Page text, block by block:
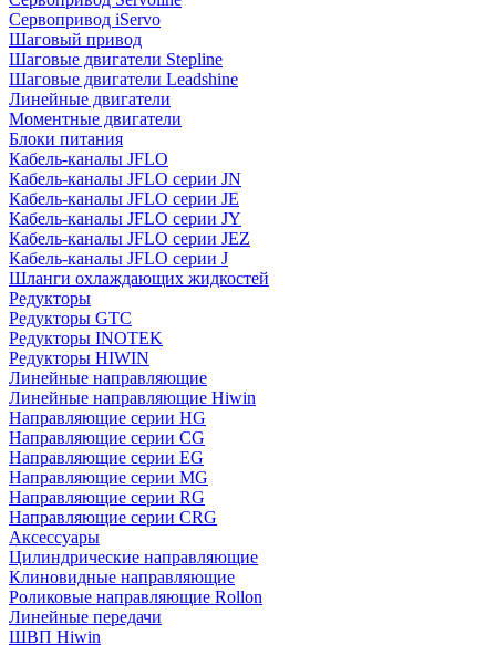
Сервопривод iServo
Шаговый привод
Шаговые двигатели Stepline
Шаговые двигатели Leadshine
Линейные двигатели
Моментные двигатели
Блоки питания
Кабель-каналы JFLO
Кабель-каналы JFLO серии JN
Кабель-каналы JFLO серии JE
Кабель-каналы JFLO серии JY
Кабель-каналы JFLO серии JEZ
Кабель-каналы JFLO серии J
Шланги охлаждающих жидкостей
Редукторы
Редукторы GTC
Редукторы INOTEK
Редукторы HIWIN
Линейные направляющие
Линейные направляющие Hiwin
Направляющие серии HG
Направляющие серии CG
Направляющие серии EG
Направляющие серии MG
Направляющие серии RG
Направляющие серии CRG
Аксессуары
Цилиндрические направляющие
Клиновидные направляющие
Роликовые направляющие Rollon
Линейные передачи
ШВП Hiwin